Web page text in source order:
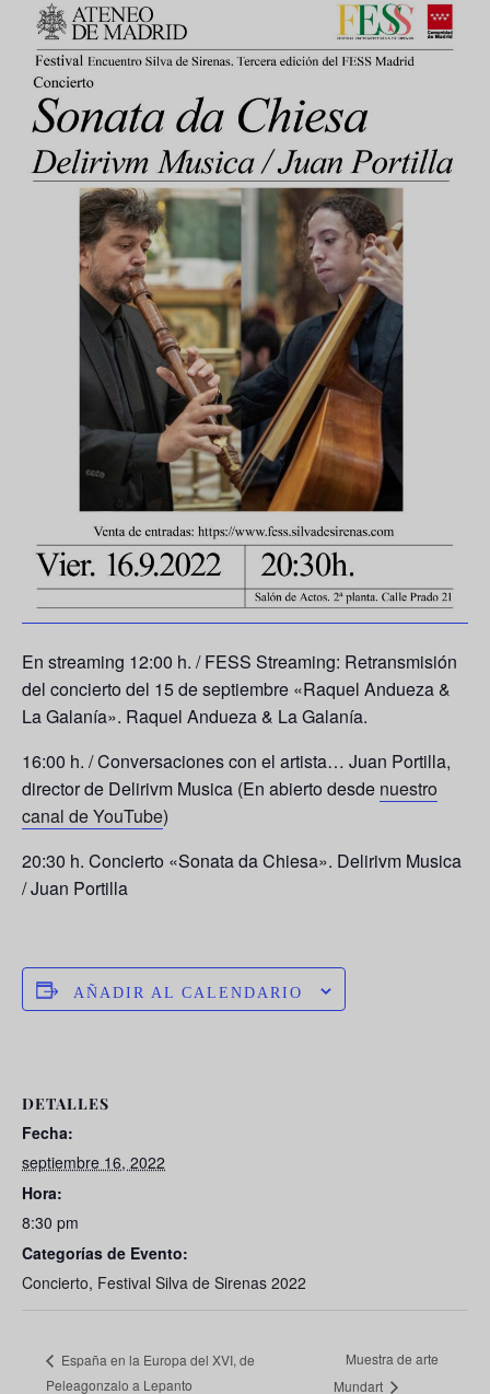
​En streaming​ 12:00 h. / FESS Streaming: Retransmisión
del concierto del 15 de septiembre «Raquel Andueza &
La Galanía». Raquel Andueza & La Galanía.
​16:00 h. / Conversaciones con el artista… Juan Portilla,
director de Delirivm Musica (En abierto desde nuestro
canal de YouTube)
20:30 h. Concierto «Sonata da Chiesa». Delirivm Musica
/ Juan Portilla
AÑADIR AL CALENDARIO
DETALLES
Fecha:
septiembre 16, 2022
Hora:
8:30 pm
Categorías de Evento:
Concierto, Festival Silva de Sirenas 2022
España en la Europa del XVI, de
Peleagonzalo a Lepanto
Muestra de arte
Mundart